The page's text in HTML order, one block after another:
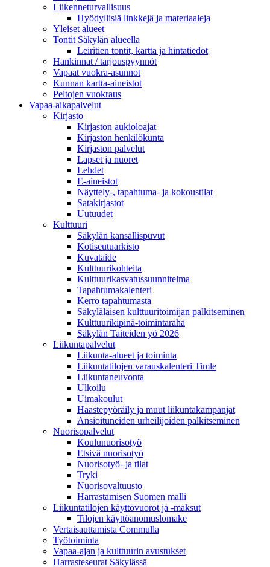
Liikenneturvallisuus
Hyödyllisiä linkkejä ja materiaaleja
Yleiset alueet
Tontit Säkylän alueella
Leiritien tontit, kartta ja hintatiedot
Hankinnat / tarjouspyynnöt
Vapaat vuokra-asunnot
Kunnan kartta-aineistot
Peltojen vuokraus
Vapaa-aika­palvelut
Kirjasto
Kirjaston aukioloajat
Kirjaston henkilökunta
Kirjaston palvelut
Lapset ja nuoret
Lehdet
E-aineistot
Näyttely-, tapahtuma- ja kokoustilat
Satakirjastot
Uutuudet
Kulttuuri
Säkylän kansallispuvut
Kotiseutuarkisto
Kuvataide
Kulttuurikohteita
Kulttuurikasvatussuunnitelma
Tapahtumakalenteri
Kerro tapahtumasta
Säkyläläisen kulttuuritoimijan palkitseminen
Kulttuurikipinä-toimintaraha
Säkylän Taiteiden yö 2026
Liikuntapalvelut
Liikunta-alueet ja toiminta
Liikuntatilojen varauskalenteri Timle
Liikuntaneuvonta
Ulkoilu
Uimakoulut
Haastepyöräily ja muut liikuntakampanjat
Ansioituneiden urheilijoiden palkitseminen
Nuorisopalvelut
Koulunuorisotyö
Etsivä nuorisotyö
Nuorisotyö- ja tilat
Tryki
Nuorisovaltuusto
Harrastamisen Suomen malli
Liikuntatilojen käyttövuorot ja -maksut
Tilojen käyttöanomuslomake
Vertaisauttamista Commulla
Työtoiminta
Vapaa-ajan ja kulttuurin avustukset
Harrasteseurat Säkylässä